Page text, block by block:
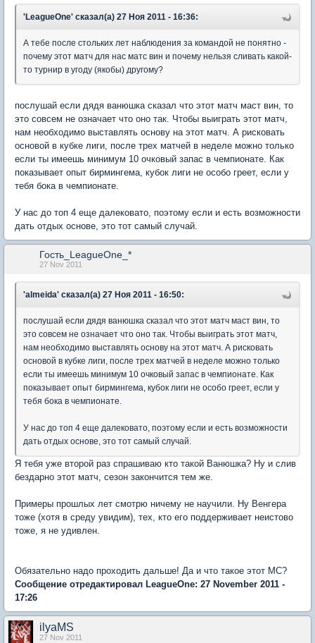
'LeagueOne' сказал(а) 27 Ноя 2011 - 16:36:
А тебе после стольких лет наблюдения за командой не понятно -
почему этот матч для нас матс вин и почему нельзя сливать какой-
то турнир в угоду (якобы) другому?
послушай если дядя ванюшка сказал что этот матч маст вин, то
это совсем не означает что оно так. Чтобы выиграть этот матч,
нам необходимо выставлять основу на этот матч. А рисковать
основой в кубке лиги, после трех матчей в неделе можно только
если ты имеешь минимум 10 очковый запас в чемпионате. Как
показывает опыт бирмингема, кубок лиги не особо греет, если у
тебя бока в чемпионате.
У нас до топ 4 еще далековато, поэтому если и есть возможности
дать отдых основе, это тот самый случай.
Гость_LeagueOne_*
27 Nov 2011
'almeida' сказал(а) 27 Ноя 2011 - 16:50:
послушай если дядя ванюшка сказал что этот матч маст вин, то
это совсем не означает что оно так. Чтобы выиграть этот матч,
нам необходимо выставлять основу на этот матч. А рисковать
основой в кубке лиги, после трех матчей в неделе можно только
если ты имеешь минимум 10 очковый запас в чемпионате. Как
показывает опыт бирмингема, кубок лиги не особо греет, если у
тебя бока в чемпионате.
У нас до топ 4 еще далековато, поэтому если и есть возможности
дать отдых основе, это тот самый случай.
Я тебя уже второй раз спрашиваю кто такой Ванюшка? Ну и слив
бездарно этот матч, сезон закончится тем же.
Примеры прошлых лет смотрю ничему не научили. Ну Венгера
тоже (хотя в среду увидим), тех, кто его поддерживает неистово
тоже, я не удивлен.
Обязательно надо проходить дальше! Да и что такое этот МС?
Сообщение отредактировал LeagueOne: 27 November 2011 -
17:26
ilyaMS
27 Nov 2011